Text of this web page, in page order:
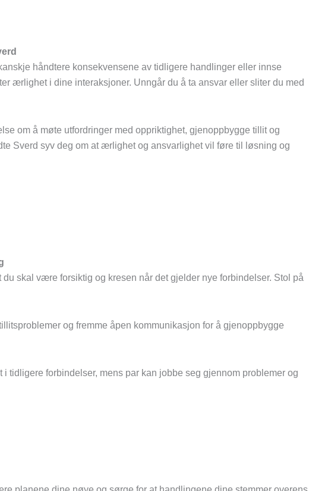
håndtere konsekvensene av tidligere handlinger eller innse
ærlighet i dine interaksjoner. Unngår du å ta ansvar eller sliter du med
om å møte utfordringer med oppriktighet, gjenoppbygge tillit og
Sverd syv deg om at ærlighet og ansvarlighet vil føre til løsning og
skal være forsiktig og kresen når det gjelder nye forbindelser. Stol på
og fremme åpen kommunikasjon for å gjenoppbygge
forbindelser, mens par kan jobbe seg gjennom problemer og